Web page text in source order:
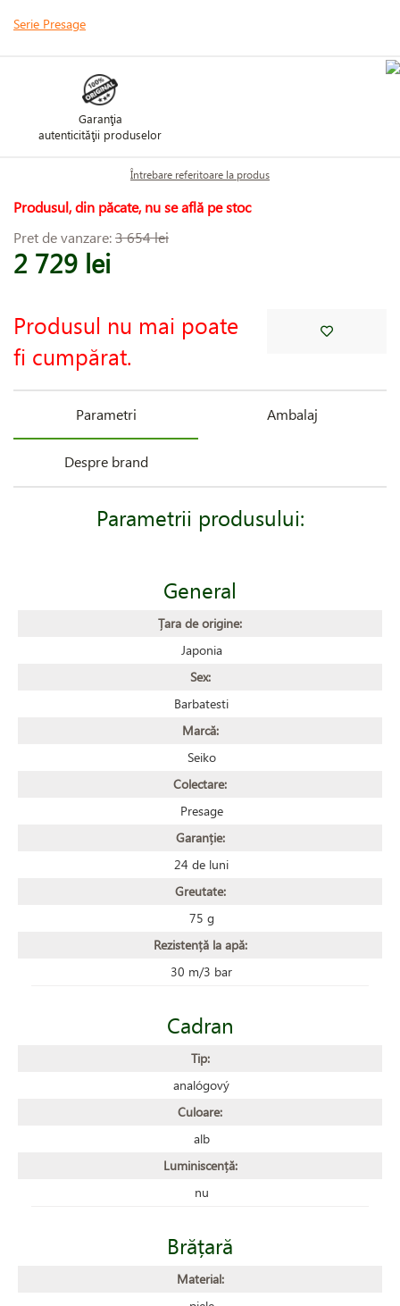
Serie Presage
Garanţia
autenticităţii produselor
Întrebare referitoare la produs
Produsul, din păcate, nu se află pe stoc
Pret de vanzare:3 654 lei
2 729 lei
Produsul nu mai poate
fi cumpărat.
Parametri Ambalaj
Despre brand
Parametrii produsului:
General
Țara de origine:
Japonia
Sex:
Barbatesti
Marcă:
Seiko
Colectare:
Presage
Garanție:
24 de luni
Greutate:
75 g
Rezistență la apă:
30 m/3 bar
Cadran
Tip:
analógový
Culoare:
alb
Luminiscență:
nu
Brățară
Material: